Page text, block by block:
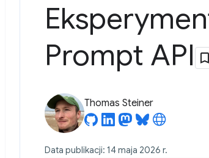
Prompt API
Thomas Steiner
Data publikacji: 14 maja 2026 r.